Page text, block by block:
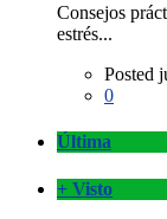
Consejos
estrés...
Posted
0
Última
+ Visto